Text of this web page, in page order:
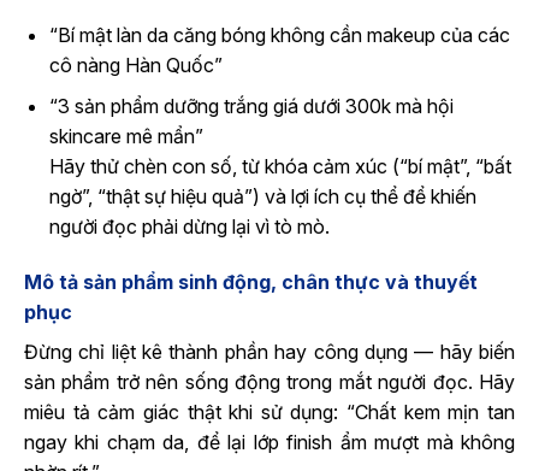
“Bí mật làn da căng bóng không cần makeup của các
cô nàng Hàn Quốc”
“3 sản phẩm dưỡng trắng giá dưới 300k mà hội
skincare mê mẩn”
Hãy thử chèn con số, từ khóa cảm xúc (“bí mật”, “bất
ngờ”, “thật sự hiệu quả”) và lợi ích cụ thể để khiến
người đọc phải dừng lại vì tò mò.
Mô tả sản phẩm sinh động, chân thực và thuyết
phục
Đừng chỉ liệt kê thành phần hay công dụng — hãy biến
sản phẩm trở nên sống động trong mắt người đọc. Hãy
miêu tả cảm giác thật khi sử dụng: “Chất kem mịn tan
ngay khi chạm da, để lại lớp finish ẩm mượt mà không